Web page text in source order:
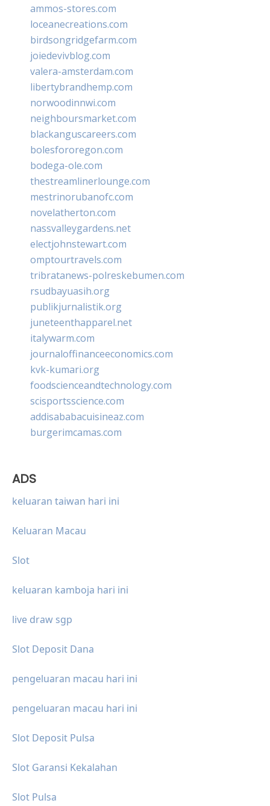
ammos-stores.com
loceanecreations.com
birdsongridgefarm.com
joiedevivblog.com
valera-amsterdam.com
libertybrandhemp.com
norwoodinnwi.com
neighboursmarket.com
blackanguscareers.com
bolesfororegon.com
bodega-ole.com
thestreamlinerlounge.com
mestrinorubanofc.com
novelatherton.com
nassvalleygardens.net
electjohnstewart.com
omptourtravels.com
tribratanews-polreskebumen.com
rsudbayuasih.org
publikjurnalistik.org
juneteenthapparel.net
italywarm.com
journaloffinanceeconomics.com
kvk-kumari.org
foodscienceandtechnology.com
scisportsscience.com
addisababacuisineaz.com
burgerimcamas.com
ADS
keluaran taiwan hari ini
Keluaran Macau
Slot
keluaran kamboja hari ini
live draw sgp
Slot Deposit Dana
pengeluaran macau hari ini
pengeluaran macau hari ini
Slot Deposit Pulsa
Slot Garansi Kekalahan
Slot Pulsa